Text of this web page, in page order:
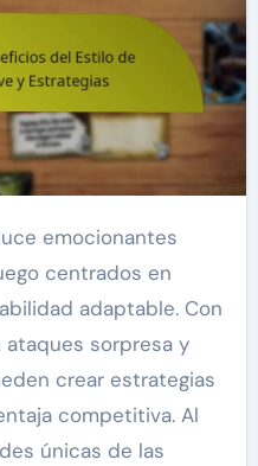
centrados en
adaptable. Con
sorpresa y
crear estrategias
competitiva. Al
únicas de las